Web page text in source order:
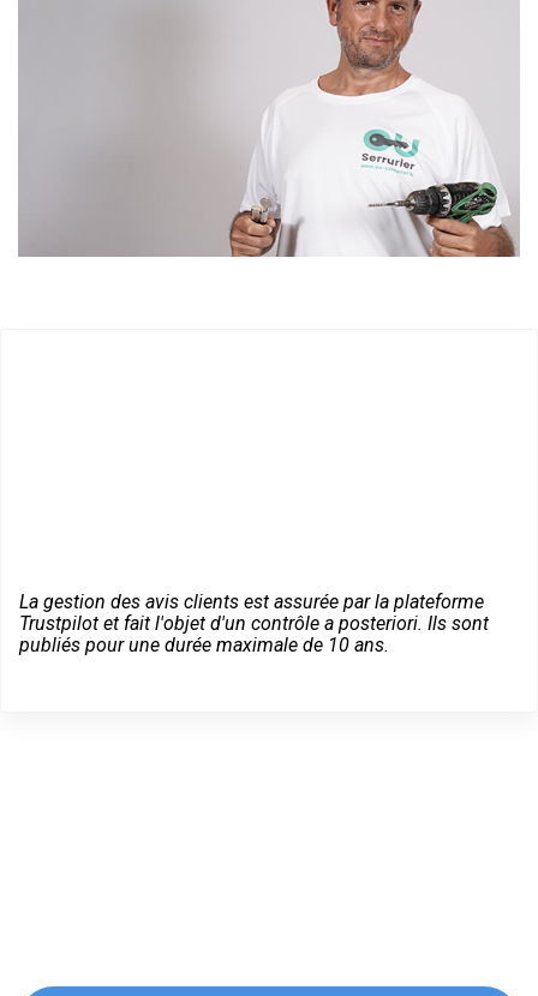
La gestion des avis clients est assurée par la plateforme
Trustpilot et fait l'objet d'un contrôle a posteriori. Ils sont
publiés pour une durée maximale de 10 ans.